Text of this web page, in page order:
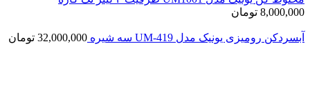
8,000,000 تومان
آبسردکن رومیزی یونیک مدل UM-419 سه شیره 32,000,000 تومان